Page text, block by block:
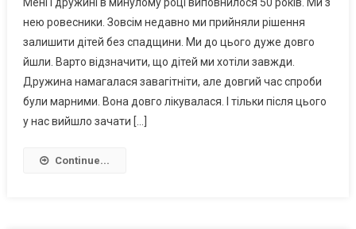
нею ровесники. Зовсім недавно ми прийняли рішення
залишити дітей без спадщини. Ми до цього дуже довго
йшли. Варто відзначити, що дітей ми хотіли завжди.
Дружина намагалася завагітніти, але довгий час спроби
були марними. Вона довго лікувалася. І тільки після цього
у нас вийшло зачати […]
Continue...